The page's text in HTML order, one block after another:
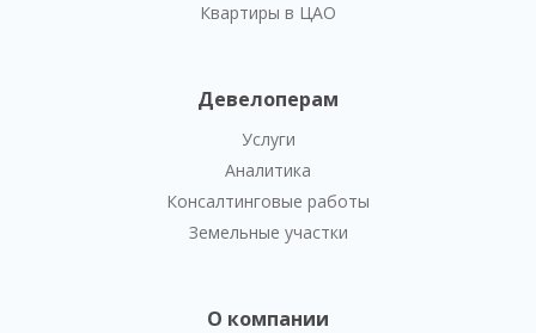
Квартиры в ЦАО
Девелоперам
Услуги
Аналитика
Консалтинговые работы
Земельные участки
О компании